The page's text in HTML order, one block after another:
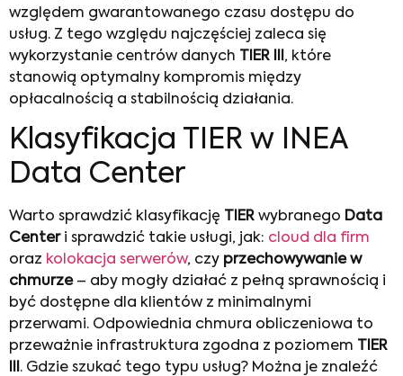
względem gwarantowanego czasu dostępu do
usług. Z tego względu najczęściej zaleca się
wykorzystanie centrów danych TIER
, które
stanowią optymalny kompromis między
opłacalnością a stabilnością działania.
Klasyfikacja TIER w INEA
Data Center
Warto sprawdzić klasyfikację TIER wybranego Data
Centeri sprawdzić takie usługi, jak: cloud dla firm
oraz kolokacja serwerów, czy przechowywanie w
chmurze– aby mogły działać z pełną sprawnością i
być dostępne dla klientów z minimalnymi
przerwami. Odpowiednia chmura obliczeniowa to
przeważnie infrastruktura zgodna z poziomem
TIER
. Gdzie szukać tego typu usług? Można je znaleźć